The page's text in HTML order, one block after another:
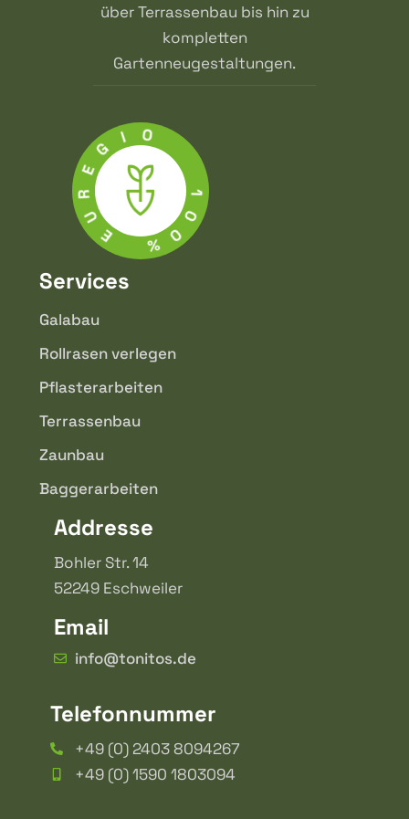
über Terrassenbau bis hin zu
kompletten
Gartenneugestaltungen.
1
0
0
%
E
U
R
E
G
I O
Services
Galabau
Rollrasen verlegen
Pflasterarbeiten
Terrassenbau
Zaunbau
Baggerarbeiten
Addresse
Bohler Str. 14
52249 Eschweiler
Email
info@tonitos.de
Telefonnummer
+49 (0) 2403 8094267
+49 (0) 1590 1803094